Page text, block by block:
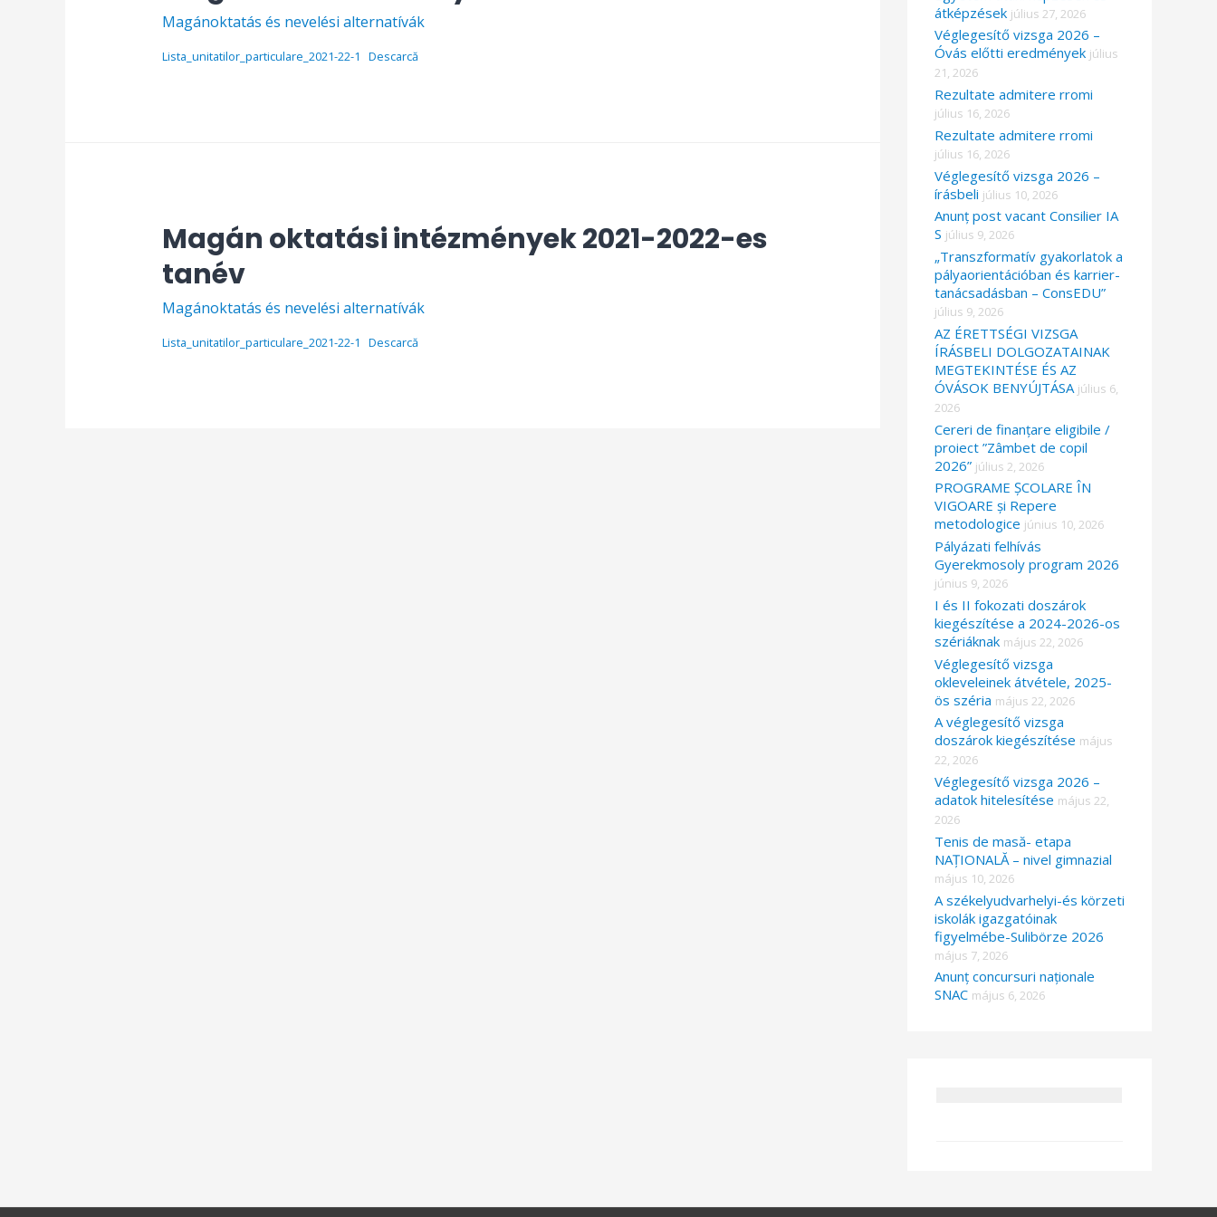
Magánoktatás és nevelési alternatívák
Lista_unitatilor_particulare_2021-22-1 Descarcă
Magán oktatási intézmények 2021-2022-es
tanév
Magánoktatás és nevelési alternatívák
Lista_unitatilor_particulare_2021-22-1 Descarcă
átképzések július 27, 2026
Véglegesítő vizsga 2026 –
Óvás előtti eredmények július
21, 2026
Rezultate admitere rromi
július 16, 2026
Rezultate admitere rromi
július 16, 2026
Véglegesítő vizsga 2026 –
írásbeli július 10, 2026
Anunț post vacant Consilier IA
S július 9, 2026
„Transzformatív gyakorlatok a
pályaorientációban és karrier-
tanácsadásban – ConsEDU”
július 9, 2026
AZ ÉRETTSÉGI VIZSGA
ÍRÁSBELI DOLGOZATAINAK
MEGTEKINTÉSE ÉS AZ
ÓVÁSOK BENYÚJTÁSA július 6,
2026
Cereri de finanțare eligibile /
proiect ”Zâmbet de copil
2026” július 2, 2026
PROGRAME ȘCOLARE ÎN
VIGOARE și Repere
metodologice június 10, 2026
Pályázati felhívás
Gyerekmosoly program 2026
június 9, 2026
I és II fokozati doszárok
kiegészítése a 2024-2026-os
szériáknak május 22, 2026
Véglegesítő vizsga
okleveleinek átvétele, 2025-
ös széria május 22, 2026
A véglegesítő vizsga
doszárok kiegészítése május
22, 2026
Véglegesítő vizsga 2026 –
adatok hitelesítése május 22,
2026
Tenis de masă- etapa
NAȚIONALĂ – nivel gimnazial
május 10, 2026
A székelyudvarhelyi-és körzeti
iskolák igazgatóinak
figyelmébe-Sulibörze 2026
május 7, 2026
Anunț concursuri naționale
SNAC május 6, 2026